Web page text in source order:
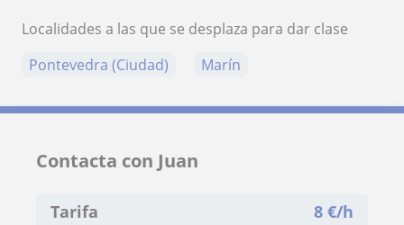
Localidades a las que se desplaza para dar clase
Pontevedra (Ciudad)
Marín
Contacta con Juan
Tarifa 8 €/h